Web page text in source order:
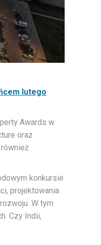
lutego
Awards w
oraz
konkursie
projektowania
W tym
Czy Indii,